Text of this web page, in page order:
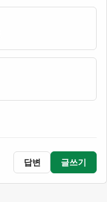
답변 글쓰기